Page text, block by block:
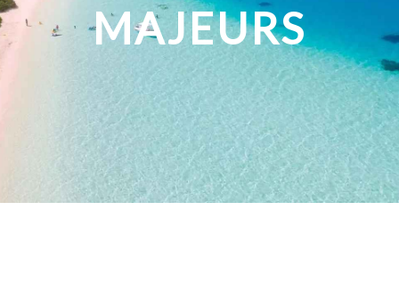
MAJEURS